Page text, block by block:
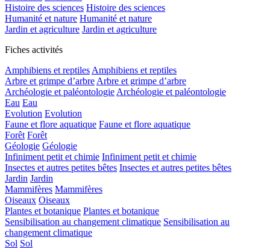
Histoire des sciences Histoire des sciences
Humanité et nature Humanité et nature
Jardin et agriculture Jardin et agriculture
Fiches activités
Amphibiens et reptiles Amphibiens et reptiles
Arbre et grimpe d’arbre Arbre et grimpe d’arbre
Archéologie et paléontologie Archéologie et paléontologie
Eau Eau
Evolution Evolution
Faune et flore aquatique Faune et flore aquatique
Forêt Forêt
Géologie Géologie
Infiniment petit et chimie Infiniment petit et chimie
Insectes et autres petites bêtes Insectes et autres petites bêtes
Jardin Jardin
Mammifères Mammifères
Oiseaux Oiseaux
Plantes et botanique Plantes et botanique
Sensibilisation au changement climatique Sensibilisation au
changement climatique
Sol Sol